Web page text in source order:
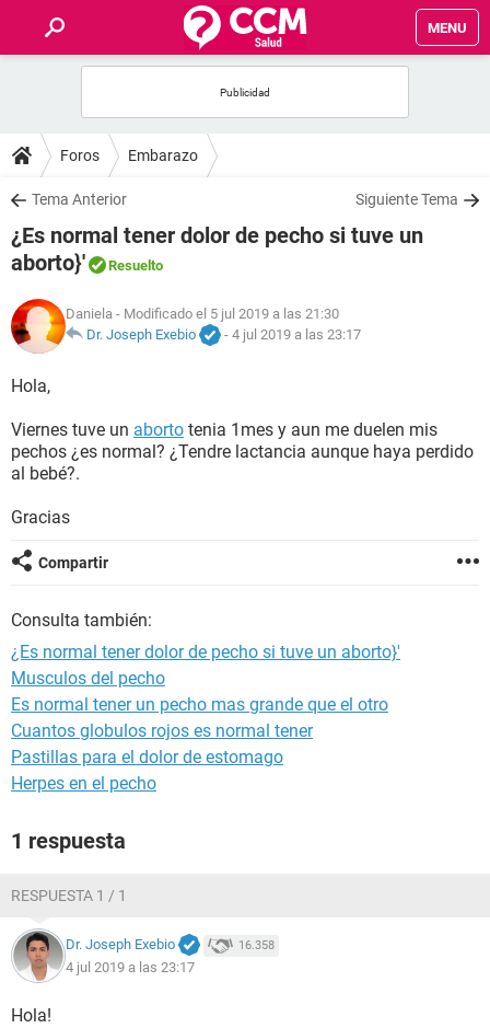
MENU
FOROS
SALUD
FAMILIA
NUTRICIÓN
SEXUALIDAD
GLOSARIO
Foros Embarazo
Tema Anterior Siguiente Tema
¿Es normal tener dolor de pecho si tuve un
aborto}'
Resuelto
Daniela - Modificado el 5 jul 2019 a las 21:30
Dr. Joseph Exebio
- 4 jul 2019 a las 23:17
Hola,
Viernes tuve un aborto tenia 1mes y aun me duelen mis
pechos ¿es normal? ¿Tendre lactancia aunque haya perdido
al bebé?.
Gracias
Compartir
Consulta también:
¿Es normal tener dolor de pecho si tuve un aborto}'
Musculos del pecho
Es normal tener un pecho mas grande que el otro
Cuantos globulos rojos es normal tener
Pastillas para el dolor de estomago
Herpes en el pecho
1 respuesta
RESPUESTA 1 / 1
Dr. Joseph Exebio 16.358
4 jul 2019 a las 23:17
Hola!